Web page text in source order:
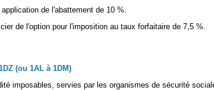
de l'abattement de 10 %.
de l'option pour l'imposition au taux forfaitaire de 7,5 %.
(ou 1AL à 1DM)
imposables, servies par les organismes de sécurité